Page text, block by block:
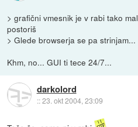
> grafični vmesnik je v rabi tako
postoriš
> Glede browserja se pa strinjam...
Khm, no... GUI ti tece 24/7...
darkolord
::23. okt 2004, 23:09